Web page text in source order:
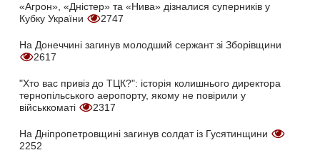
«Агрон», «Дністер» та «Нива» дізналися суперників у
Кубку України
2747
На Донеччині загинув молодший сержант зі Зборівщини
2617
"Хто вас привіз до ТЦК?": історія колишнього директора
тернопільського аеропорту, якому не повірили у
військкоматі
2317
На Дніпропетровщині загинув солдат із Гусятинщини
2252